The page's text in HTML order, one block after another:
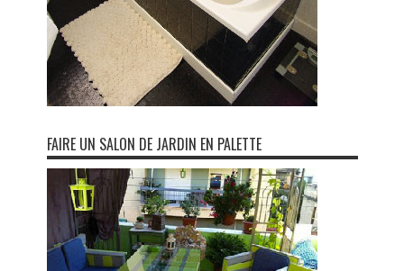
FAIRE UN SALON DE JARDIN EN PALETTE